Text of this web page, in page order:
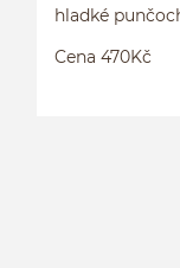
hladké
Cena 470Kč